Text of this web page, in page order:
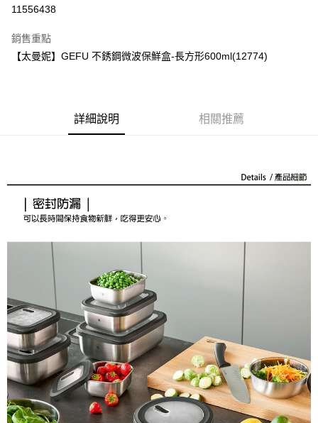
Google Pay
成交易。
4.訂單成立30分鐘內，如未前往確認交易或遇審核未通過，訂單將自動取
消。如遇「轉專審核」未通過狀況，表示未達大哥付你分期系統評分，恕無
【繳款方式說明】
1.分期款項不併入電信帳單，「大哥付你分期」於每月結算日後寄送繳費提
2.透過簡訊連結打開帳單後，可選擇「超商條碼／台灣大直營門市／銀行轉
帳／街口支付／iPASS MONEY」等通路繳費。
【注意事項】
1.本服務係由「台灣大哥大股份有限公司」（以下簡稱本公司）所提供，讓
用戶於交易時，得透過本服務購買商品或服務，並由商店將買賣／分期付款
買賣價金債權讓與本公司後，依約使用本公司帳單繳交帳款。
2.基於同意付款使用「大哥付你分期」之契約關係目的，商店將以您的個人
資料（包含姓名、電話或地址）提供予台灣大哥大進項蒐集、處理及利用，
由本公司與您本人進行分期帳單所需資料之確認、核對及更正。
3.完整用戶服務條款，請詳閱以下連結：https://oppay.tw/userRule
AFTEE先享後付是「在收到商品之後才付款」的支付方式。 讓您購物簡單
便利好安心！
１．簡單：不需註冊會員、不需綁卡、不需儲值。
【「AFTEE先享後付」結帳流程】
１．於結帳方式選擇「AFTEE先享後付」後，將跳轉至「AFTEE先享後付」
結帳頁面，進行簡訊認證並確認金額後，即可完成結帳。
２．訂單成立數日內，您將收到繳費通知簡訊。
３．收到繳費通知簡訊後14天內，點擊此簡訊中的連結，可透過四大超商／
ATM／網路銀行／等多元方式進行付款，方視為交易完成。
※ 請注意：結帳手續完成當下不需立刻繳費，但若您需要取消訂單，請聯絡
購買商品的店家。未經商家同意取消之訂單仍視為有效，需透過AFTEE先享
後付繳納相關費用。
※ 交易是否成功請以「AFTEE先享後付 」之結帳頁面顯示為準，若有關於
是否繳費成功／繳費後需取消欲退款等相關疑問，請聯繫「AFTEE先享後付
客戶支援中心」
https://netprotections.freshdesk.com/support/home
ATM付款
運送方式
付款後全家取貨
每筆NT$70，滿NT$899(含以上)免運費
付款後7-11取貨
每筆NT$70，滿NT$899(含以上)免運費
宅配
每筆NT$100，滿NT$1,000(含以上)免運費
京站台北店客服中心(1F星巴克旁) 即日起不提供京站紙袋，取件時
請自備購物袋，若需購買紙袋可現場詢問
免運費
11556438
銷售重點
【太曼妮】GEFU 不銹鋼微波保鮮盒-長方形600ml(12774)
詳細說明 相關推薦